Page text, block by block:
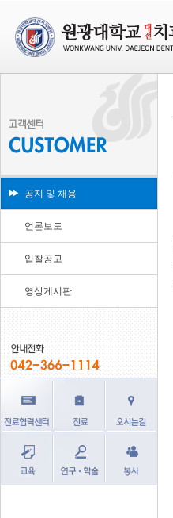
공지 및 채용
언론보도
입찰공고
영상게시판